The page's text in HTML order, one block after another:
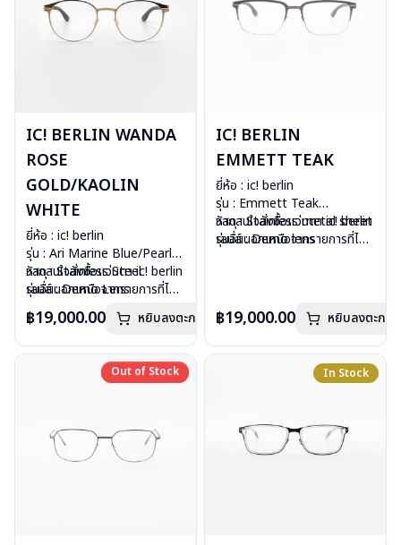
IC! BERLIN WANDA
ROSE
GOLD/KAOLIN
WHITE
ยี่ห้อ : ic! berlin
รุ่น : Ari Marine Blue/Pearl
วัสดุ : Stainless Steel
เลนส์ : Demo Lens
อุปกรณ์ : กล่องแว่น, ผ้าเช็ดแว่น
น้ำหนัก : 17 กรัม
การรับประกัน : 1 ปี
หากสนใจสั่งชื้อแว่นตา ic! berlin
รุ่นอื่นนอกเหนือจากรายการที่ได้
ลงไว้กรุณาติดต่อเรา
฿19,000.00 หยิบลงตะกร้า
IC! BERLIN
EMMETT TEAK
ยี่ห้อ : ic! berlin
รุ่น : Emmett Teak
วัสดุ : Stainless metal sheet
เลนส์ : Demo lens
การรับประกัน : 1 ปี
หากสนใจสั่งชื้อแว่นตา ic! berlin
รุ่นอื่นนอกเหนือจากรายการที่ได้
฿19,000.00 หยิบลงตะกร้า
Out of Stock
Out of Stock In Stock